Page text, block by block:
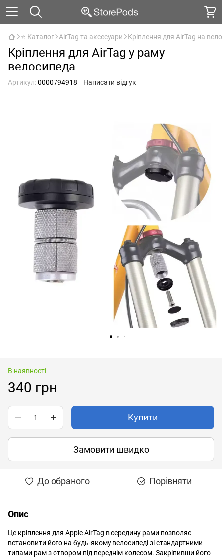
⭐ Каталог AirTag та аксесуари Кріплення для AirTag на
Кріплення для AirTag у раму
велосипеда
Артикул:0000794918 Написати відгук
В наявності
340 грн
Купити
Замовити швидко
До обраного Порівняти
Опис
Це кріплення для Apple AirTag в середину рами позволяє
встановити його на будь-якому велосипеді зі стандартними
типами рам з отвором під переднім колесом. Закріпивши його